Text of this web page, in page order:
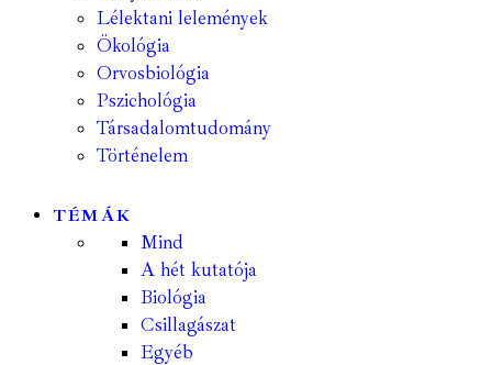
Lélektani lelemények
Ökológia
Orvosbiológia
Pszichológia
Társadalomtudomány
Történelem
TÉMÁK
Mind
A hét kutatója
Biológia
Csillagászat
Egyéb